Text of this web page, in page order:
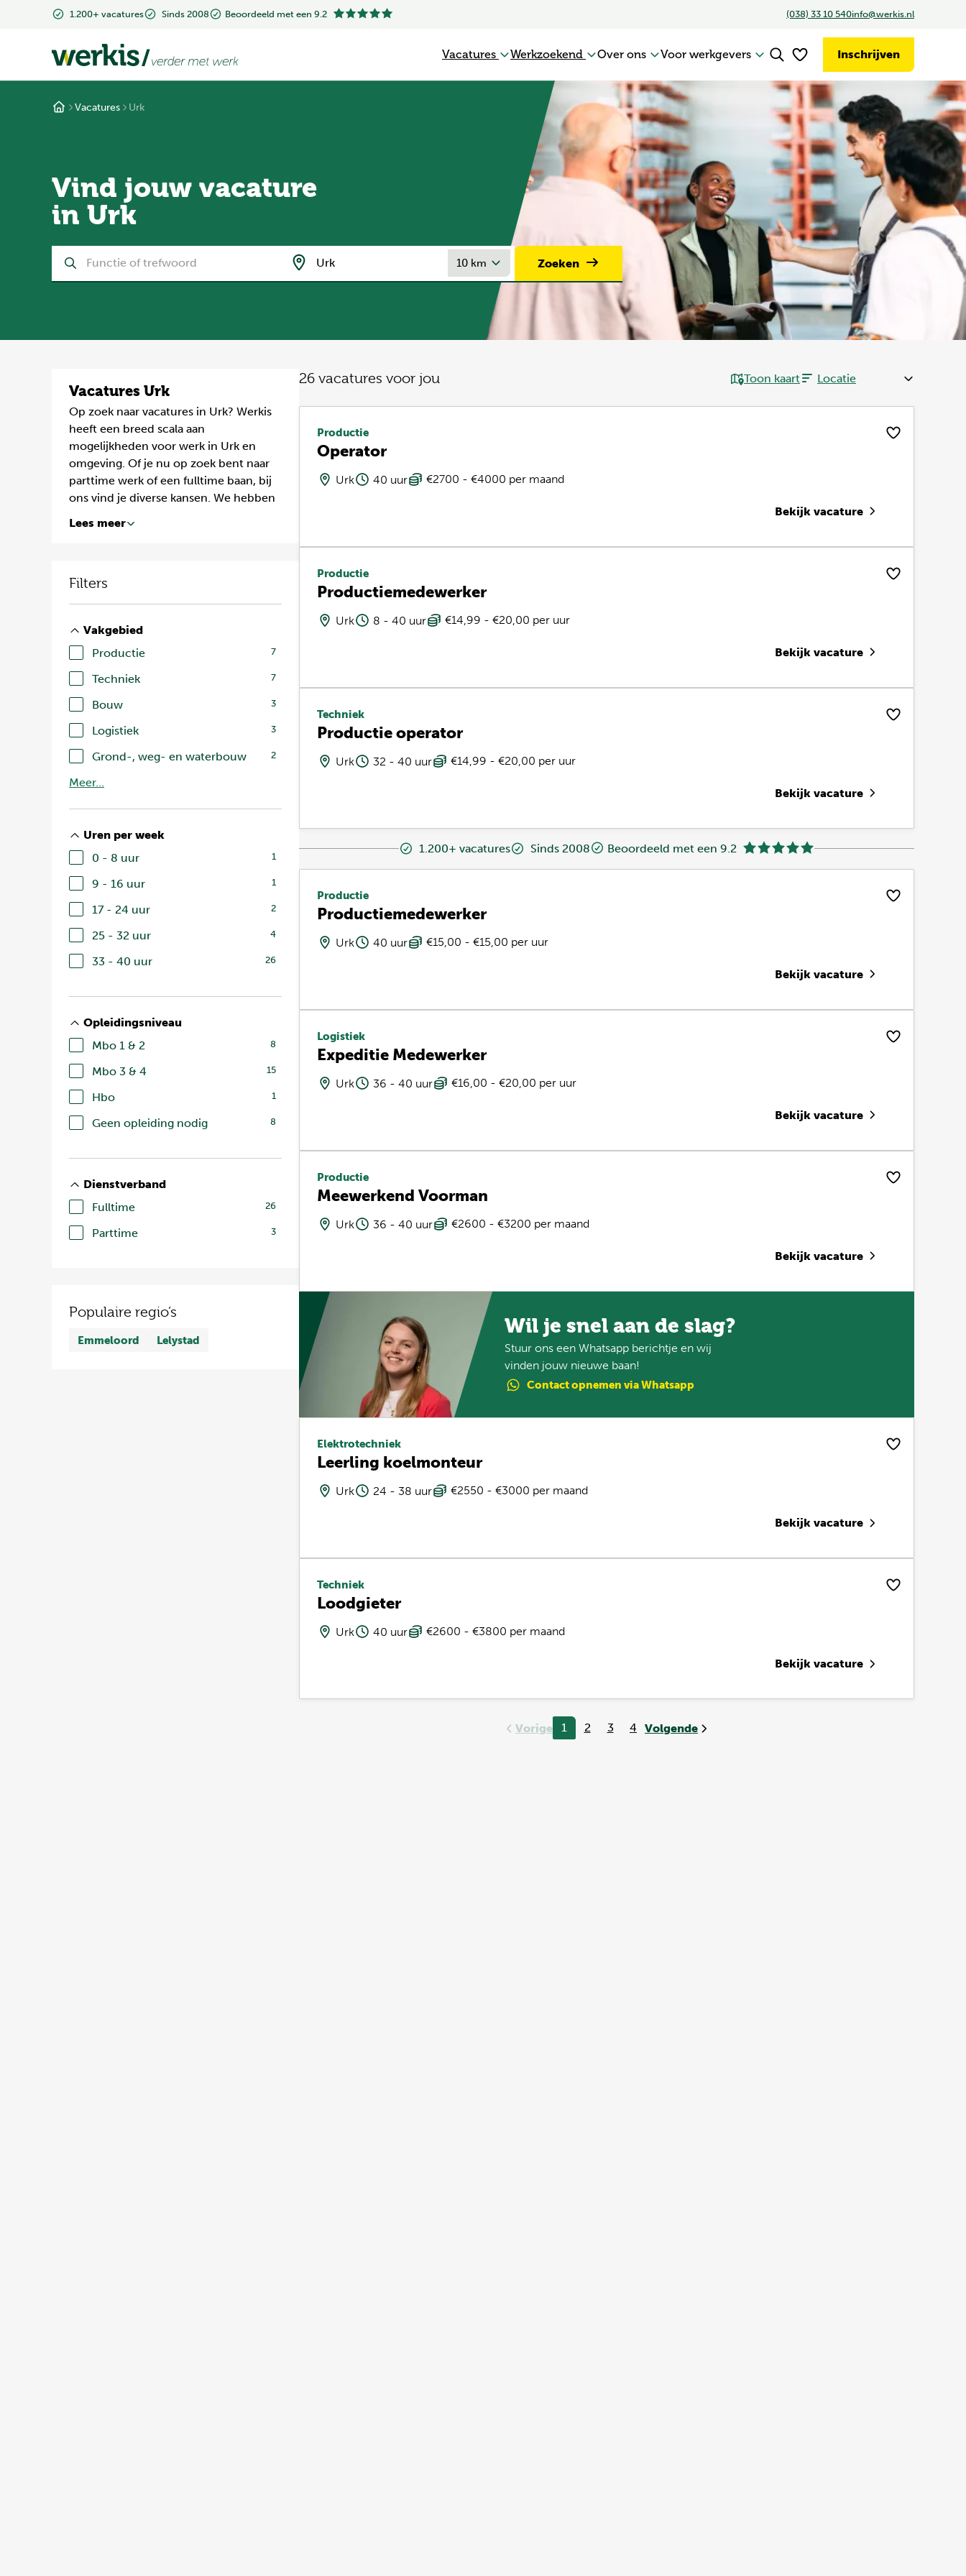
1.200+ vacatures Sinds 2008 Beoordeeld met een 9.2 (038) 33 10 540info@werkis.nl
Vacatures Werkzoekend Over ons Voor werkgevers Inschrijven
Vacatures Urk
Vind jouw vacature
in Urk
Zoeken
Vacatures Urk
Op zoek naar vacatures in Urk? Werkis
heeft een breed scala aan
mogelijkheden voor werk in Urk en
omgeving. Of je nu op zoek bent naar
parttime werk of een fulltime baan, bij
ons vind je diverse kansen. We hebben
carrière!
Lees meer
Filters
Vakgebied
Productie
7
Techniek 7
Bouw 3
Logistiek 3
Grond-, weg- en waterbouw 2
Meer...
Uren per week
0 - 8 uur
1
9 - 16 uur 1
17 - 24 uur 2
25 - 32 uur 4
33 - 40 uur 26
Opleidingsniveau
Mbo 1 & 2
8
Mbo 3 & 4 15
Hbo 1
Geen opleiding nodig 8
Dienstverband
Fulltime
26
Parttime 3
Populaire regio’s
Emmeloord Lelystad
26 vacatures voor jou Toon kaart
Productie
Operator
Urk 40 uur €2700 - €4000 per maand
Bekijk vacature
Productie
Productiemedewerker
Urk 8 - 40 uur €14,99 - €20,00 per uur
Bekijk vacature
Techniek
Productie operator
Urk 32 - 40 uur €14,99 - €20,00 per uur
Bekijk vacature
1.200+ vacatures Sinds 2008 Beoordeeld met een 9.2
Productie
Productiemedewerker
Urk 40 uur €15,00 - €15,00 per uur
Bekijk vacature
Logistiek
Expeditie Medewerker
Urk 36 - 40 uur €16,00 - €20,00 per uur
Bekijk vacature
Productie
Meewerkend Voorman
Urk 36 - 40 uur €2600 - €3200 per maand
Bekijk vacature
Wil je snel aan de slag?
Stuur ons een Whatsapp berichtje en wij
vinden jouw nieuwe baan!
Contactopnemen via Whatsapp
Elektrotechniek
Leerling koelmonteur
Urk 24 - 38 uur €2550 - €3000 per maand
Bekijk vacature
Techniek
Loodgieter
Urk 40 uur €2600 - €3800 per maand
Bekijk vacature
Vorige 1 2 3 4 Volgende